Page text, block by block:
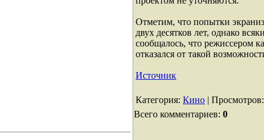
Отметим, что попытки
двух десятков лет, однако
сообщалось, что режиссером
отказался от такой
Источник
Категория: Кино | Просмотров
Всего комментариев: 0